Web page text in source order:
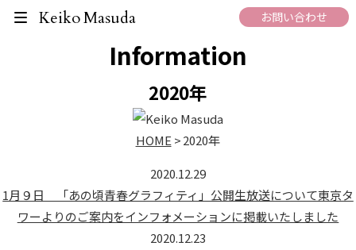
Keiko Masuda お問い合わせ
Information
2020年
HOME >2020年
2020.12.29
1月９日 「あの頃青春グラフィティ」公開生放送について東京タ
ワーよりのご案内をインフォメーションに掲載いたしました
2020.12.23